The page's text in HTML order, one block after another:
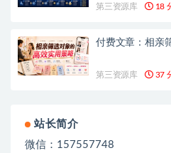
第三资源库 18
付费文章：相亲
第三资源库 37
站长简介
微信：157557748